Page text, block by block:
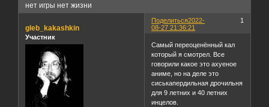
нет игры нет жизни
Поделиться 1
2022-
08-27 21:36:21
gleb_kakashkin
Участник
Самый переоценённый кал
который я смотрел. Все
говорили какое это ахуеное
аниме, но на деле это
сиськапердильная дрочильня
для 9 летних и 40 летних
инцелов.